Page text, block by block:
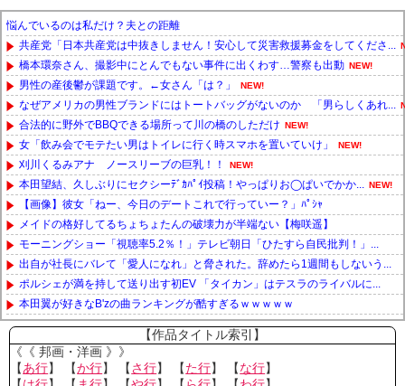
悩んでいるのは私だけ？夫との距離
共産党「日本共産党は中抜きしません！安心して災害救援募金をしてくださ...
橋本環奈さん、撮影中にとんでもない事件に出くわす…警察も出動 NEW!
男性の産後鬱が課題です。←女さん「は？」 NEW!
なぜアメリカの男性ブランドにはトートバッグがないのか 「男らしくあれ...
合法的に野外でBBQできる場所って川の橋のしただけ NEW!
女「飲み会でモテたい男はトイレに行く時スマホを置いていけ」 NEW!
刈川くるみアナ ノースリーブの巨乳！！ NEW!
本田望結、久しぶりにセクシーﾃﾞｶﾊﾟｲ投稿！やっぱりお◯ぱいでかか... NEW!
【画像】彼女「ねー、今日のデートこれで行っていー？」ﾊﾟｼｬ
メイドの格好してるちょちょたんの破壊力が半端ない【梅咲遥】
モーニングショー「視聴率5.2％！」テレビ朝日「ひたすら自民批判！」...
出自が社長にバレて「愛人になれ」と脅された。辞めたら1週間もしないう...
ポルシェが満を持して送り出す初EV 「タイカン」はテスラのライバルに...
本田翼が好きなB'zの曲ランキングが酷すぎるｗｗｗｗｗ
Powered by livedoor 相互RSS
【作品タイトル索引】
《《 邦画・洋画 》》
【あ行】 【か行】 【さ行】 【た行】 【な行】